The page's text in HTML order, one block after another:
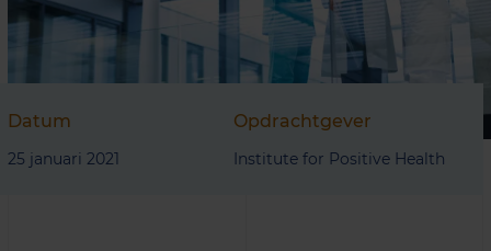
Datum
25 januari 2021
Opdrachtgever
Institute for Positive Health